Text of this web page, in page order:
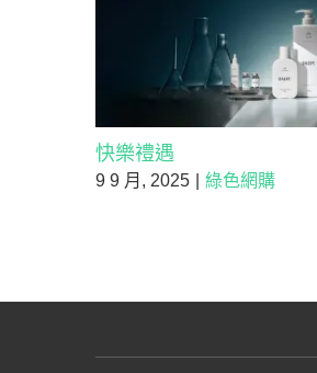
快樂禮遇
9 9 月, 2025 綠色網購